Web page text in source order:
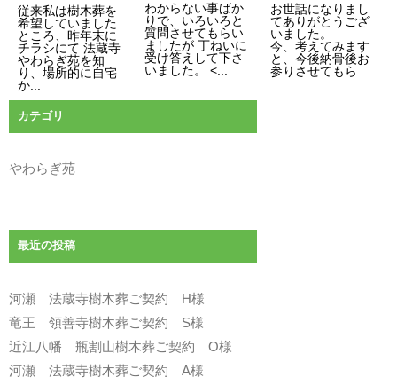
従来私は樹木葬を
希望していました
ところ、昨年末に
チラシにて 法蔵寺
やわらぎ苑を知
り、場所的に自宅
か...
わからない事ばか
りで、いろいろと
質問させてもらい
ましたが 丁ねいに
受け答えして下さ
いました。 <...
お世話になりまし
てありがとうござ
いました。
今、考えてみます
と、今後納骨後お
参りさせてもら...
カテゴリ
やわらぎ苑
最近の投稿
河瀬 法蔵寺樹木葬ご契約 H様
竜王 領善寺樹木葬ご契約 S様
近江八幡 瓶割山樹木葬ご契約 O様
河瀬 法蔵寺樹木葬ご契約 A様